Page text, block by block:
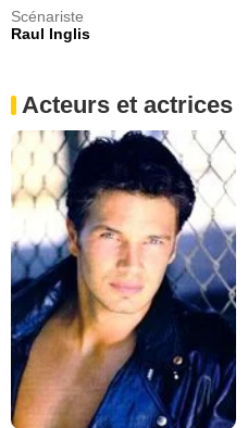
Scénariste
Raul Inglis
Acteurs et actrices